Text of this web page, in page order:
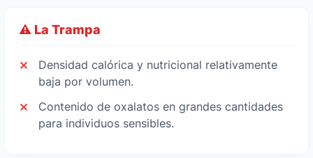
⚠️ La Trampa
Densidad calórica y nutricional relativamente
baja por volumen.
Contenido de oxalatos en grandes cantidades
para individuos sensibles.